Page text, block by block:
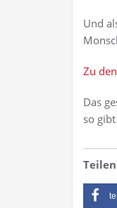
Und
Zu
Das
so